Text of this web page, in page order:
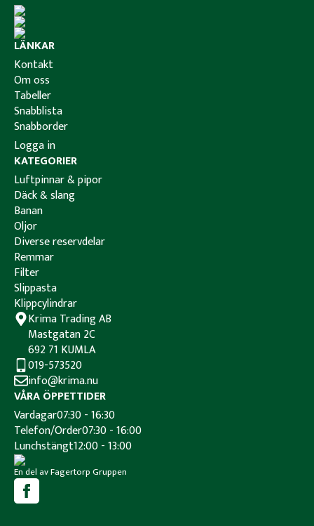
Krima Trading AB
Mastgatan 2C
692 71 KUMLA
019-573520
info@krima.nu
VÅRA ÖPPETTIDER
Vardagar07:30 - 16:30
Telefon/Order07:30 - 16:00
Lunchstängt12:00 - 13:00
En del av Fagertorp Gruppen
KATEGORIER
Luftpinnar & pipor
Däck & slang
Banan
Oljor
Diverse reservdelar
Remmar
Filter
Slippasta
Klippcylindrar
LÄNKAR
Kontakt
Om oss
Tabeller
Snabblista
Snabborder
Logga in